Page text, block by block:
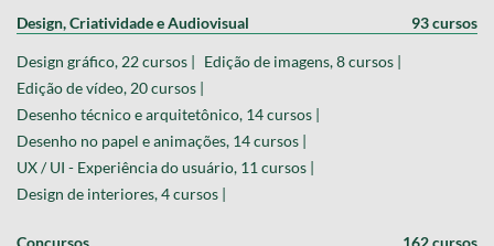
Design, Criatividade e Audiovisual 93 cursos
Design gráfico, 22 cursos | Edição de imagens, 8 cursos |
Edição de vídeo, 20 cursos |
Desenho técnico e arquitetônico, 14 cursos |
Desenho no papel e animações, 14 cursos |
UX / UI - Experiência do usuário, 11 cursos |
Design de interiores, 4 cursos |
Concursos 162 cursos